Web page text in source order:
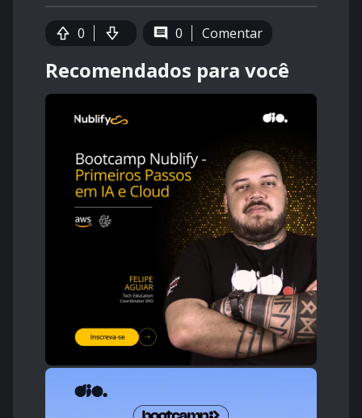
0 0 Comentar
Recomendados para você